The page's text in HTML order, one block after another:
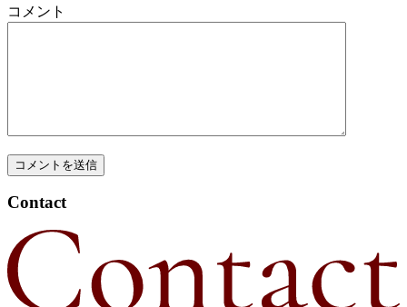
コメント
Contact